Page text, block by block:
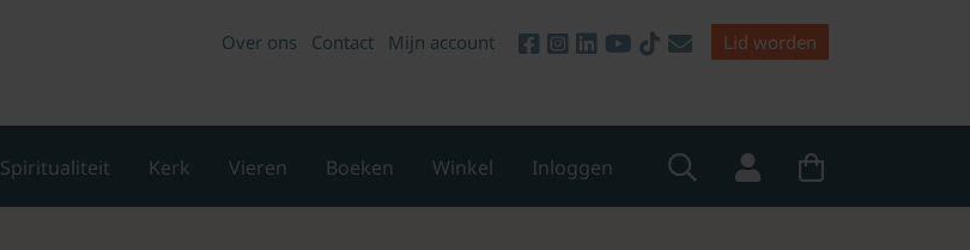
Over ons Contact Mijn account Lid worden
Spiritualiteit Kerk Vieren Boeken Winkel Inloggen